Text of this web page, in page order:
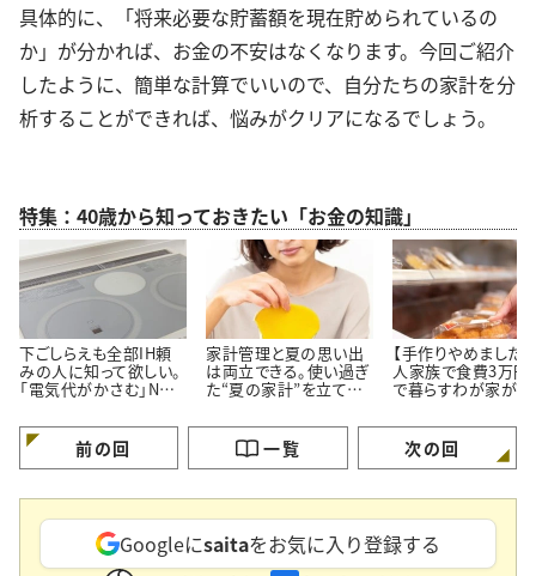
具体的に、「将来必要な貯蓄額を現在貯められているの
か」が分かれば、お金の不安はなくなります。今回ご紹介
したように、簡単な計算でいいので、自分たちの家計を分
析することができれば、悩みがクリアになるでしょう。
特集：40歳から知っておきたい「お金の知識」
下ごしらえも全部IH頼
みの人に知って欲しい。
「電気代がかさむ」NG
家計管理と夏の思い出
は両立できる。使い過ぎ
た“夏の家計”を立て直
【手作りやめました】
人家族で食費3万円
で暮らすわが家が「
3つ」
前の回 一覧 次の回
Googleにsaitaをお気に入り登録する